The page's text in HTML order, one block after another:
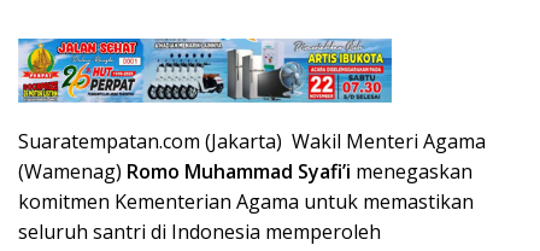
Suaratempatan.com (Jakarta) Wakil Menteri Agama
(Wamenag) Romo Muhammad Syafi’i menegaskan
komitmen Kementerian Agama untuk memastikan
seluruh santri di Indonesia memperoleh